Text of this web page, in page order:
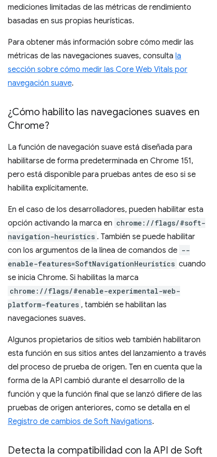
mediciones limitadas de las métricas de rendimiento
basadas en sus propias heurísticas.
Para obtener más información sobre cómo medir las
métricas de las navegaciones suaves, consulta la
sección sobre cómo medir las Core Web Vitals por
navegación suave.
¿Cómo habilito las navegaciones suaves en
Chrome?
La función de navegación suave está diseñada para
habilitarse de forma predeterminada en Chrome 151,
pero está disponible para pruebas antes de eso si se
habilita explícitamente.
En el caso de los desarrolladores, pueden habilitar esta
opción activando la marca en chrome://flags/#soft-
navigation-heuristics . También se puede habilitar
con los argumentos de la línea de comandos de --
enable-features=SoftNavigationHeuristics cuando
se inicia Chrome. Si habilitas la marca
chrome://flags/#enable-experimental-web-
platform-features , también se habilitan las
navegaciones suaves.
Algunos propietarios de sitios web también habilitaron
esta función en sus sitios antes del lanzamiento a través
del proceso de prueba de origen. Ten en cuenta que la
forma de la API cambió durante el desarrollo de la
función y que la función final que se lanzó difiere de las
pruebas de origen anteriores, como se detalla en el
Registro de cambios de Soft Navigations.
Detecta la compatibilidad con la API de Soft